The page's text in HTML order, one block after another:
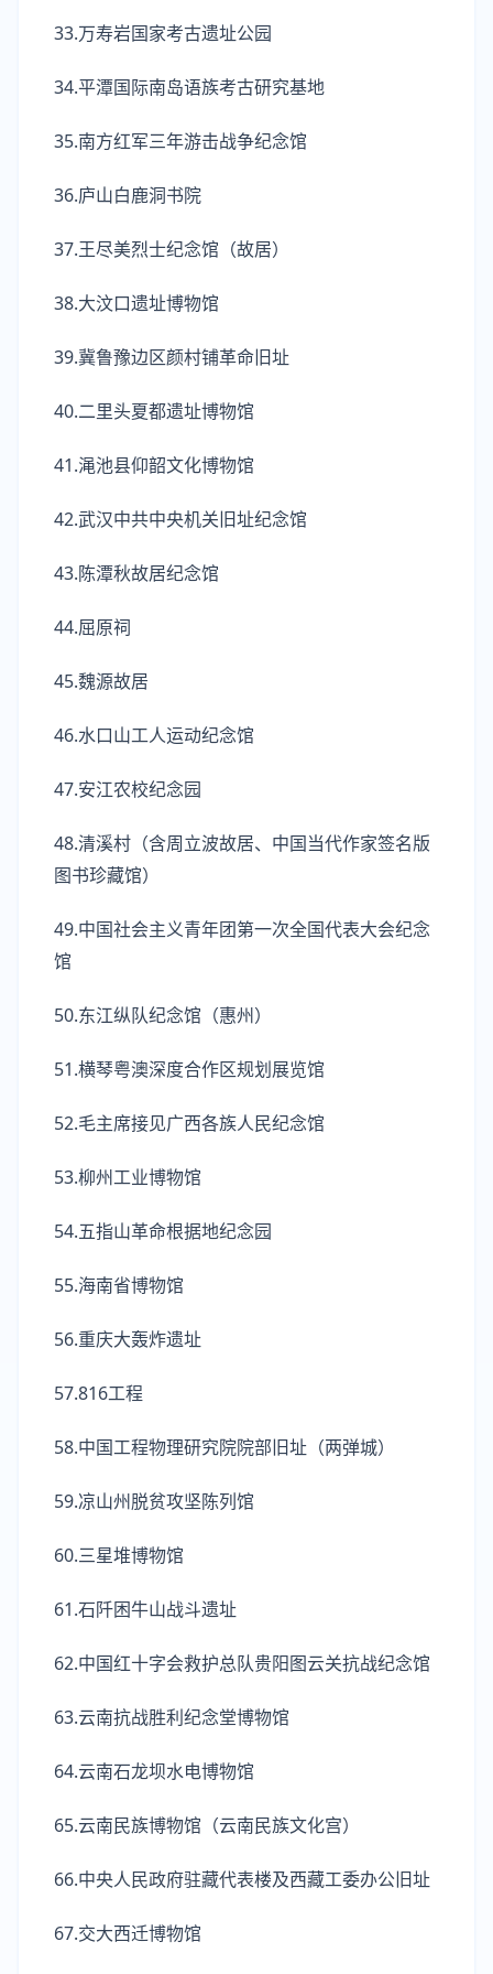
33.万寿岩国家考古遗址公园
34.平潭国际南岛语族考古研究基地
35.南方红军三年游击战争纪念馆
36.庐山白鹿洞书院
37.王尽美烈士纪念馆（故居）
38.大汶口遗址博物馆
39.冀鲁豫边区颜村铺革命旧址
40.二里头夏都遗址博物馆
41.渑池县仰韶文化博物馆
42.武汉中共中央机关旧址纪念馆
43.陈潭秋故居纪念馆
44.屈原祠
45.魏源故居
46.水口山工人运动纪念馆
47.安江农校纪念园
48.清溪村（含周立波故居、中国当代作家签名版
图书珍藏馆）
49.中国社会主义青年团第一次全国代表大会纪念
馆
50.东江纵队纪念馆（惠州）
51.横琴粤澳深度合作区规划展览馆
52.毛主席接见广西各族人民纪念馆
53.柳州工业博物馆
54.五指山革命根据地纪念园
55.海南省博物馆
56.重庆大轰炸遗址
57.816工程
58.中国工程物理研究院院部旧址（两弹城）
59.凉山州脱贫攻坚陈列馆
60.三星堆博物馆
61.石阡困牛山战斗遗址
62.中国红十字会救护总队贵阳图云关抗战纪念馆
63.云南抗战胜利纪念堂博物馆
64.云南石龙坝水电博物馆
65.云南民族博物馆（云南民族文化宫）
66.中央人民政府驻藏代表楼及西藏工委办公旧址
67.交大西迁博物馆